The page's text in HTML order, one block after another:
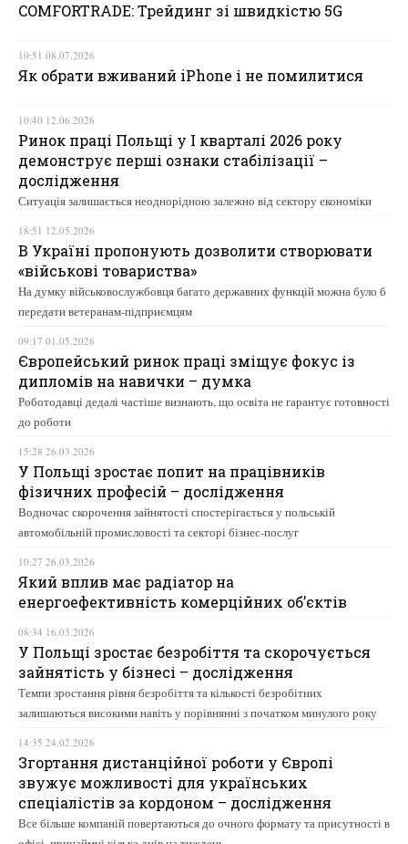
COMFORTRADE: Трейдинг зі швидкістю 5G
10:51 08.07.2026
Як обрати вживаний iPhone і не помилитися
10:40 12.06.2026
Ринок праці Польщі у І кварталі 2026 року
демонструє перші ознаки стабілізації –
дослідження
Ситуація залишається неоднорідною залежно від сектору економіки
18:51 12.05.2026
В Україні пропонують дозволити створювати
«військові товариства»
На думку військовослужбовця багато державних функцій можна було б
передати ветеранам-підприємцям
09:17 01.05.2026
Європейський ринок праці зміщує фокус із
дипломів на навички – думка
Роботодавці дедалі частіше визнають, що освіта не гарантує готовності
до роботи
15:28 26.03.2026
У Польщі зростає попит на працівників
фізичних професій – дослідження
Водночас скорочення зайнятості спостерігається у польській
автомобільній промисловості та секторі бізнес-послуг
10:27 26.03.2026
Який вплив має радіатор на
енергоефективність комерційних об’єктів
08:34 16.03.2026
У Польщі зростає безробіття та скорочується
зайнятість у бізнесі – дослідження
Темпи зростання рівня безробіття та кількості безробітних
залишаються високими навіть у порівнянні з початком минулого року
14:35 24.02.2026
Згортання дистанційної роботи у Європі
звужує можливості для українських
спеціалістів за кордоном – дослідження
Все більше компаній повертаються до очного формату та присутності в